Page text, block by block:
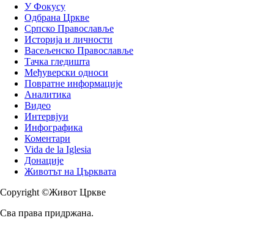
У Фокусу
Одбрана Цркве
Српско Православље
Историја и личности
Васељенско Православље
Тачка гледишта
Међуверски односи
Повратне информације
Аналитика
Видео
Интервјуи
Инфографика
Коментари
Vida de la Iglesia
Донације
Животът на Църквата
Copyright ©Живот Цркве
Сва права придржана.